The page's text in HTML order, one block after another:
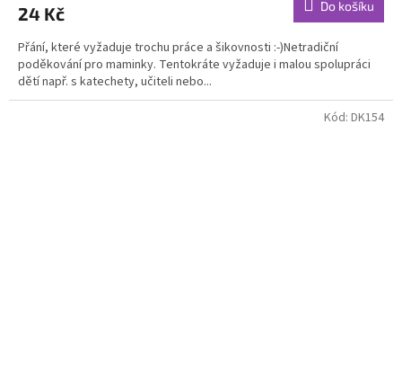
je
z
5
hvězdiček.
24 Kč Do košíku
Přání, které vyžaduje trochu práce a šikovnosti :-)Netradiční
poděkování pro maminky. Tentokráte vyžaduje i malou spolupráci
dětí např. s katechety, učiteli nebo...
Kód: DK154